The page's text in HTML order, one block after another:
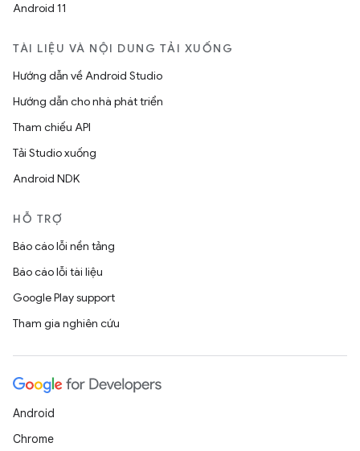
Android 11
TÀI LIỆU VÀ NỘI DUNG TẢI XUỐNG
Hướng dẫn về Android Studio
Hướng dẫn cho nhà phát triển
Tham chiếu API
Tải Studio xuống
Android NDK
HỖ TRỢ
Báo cáo lỗi nền tảng
Báo cáo lỗi tài liệu
Google Play support
Tham gia nghiên cứu
Android
Chrome